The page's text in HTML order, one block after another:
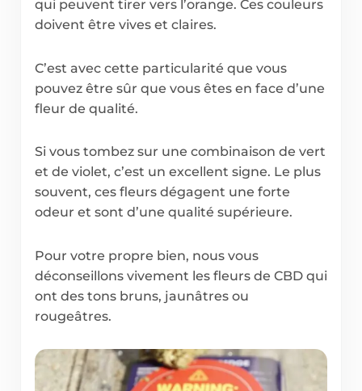
qui peuvent tirer vers l’orange. Ces couleurs
doivent être vives et claires.
C’est avec cette particularité que vous
pouvez être sûr que vous êtes en face d’une
fleur de qualité.
Si vous tombez sur une combinaison de vert
et de violet, c’est un excellent signe. Le plus
souvent, ces fleurs dégagent une forte
odeur et sont d’une qualité supérieure.
Pour votre propre bien, nous vous
déconseillons vivement les fleurs de CBD qui
ont des tons bruns, jaunâtres ou
rougeâtres.